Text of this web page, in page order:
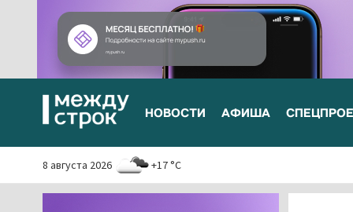
НОВОСТИ АФИША
8 августа 2026 +17 °C